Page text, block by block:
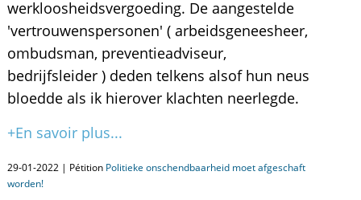
werkloosheidsvergoeding. De aangestelde
'vertrouwenspersonen' ( arbeidsgeneesheer,
ombudsman, preventieadviseur,
bedrijfsleider ) deden telkens alsof hun neus
bloedde als ik hierover klachten neerlegde.
+En savoir plus...
29-01-2022 | Pétition Politieke onschendbaarheid moet afgeschaft
worden!